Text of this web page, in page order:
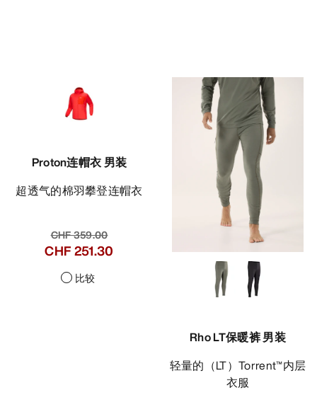
Proton连帽衣 男装
超透气的棉羽攀登连帽衣
CHF 359.00
CHF 251.30
比较
Rho LT保暖裤 男装
轻量的（LT）Torrent™内层
衣服